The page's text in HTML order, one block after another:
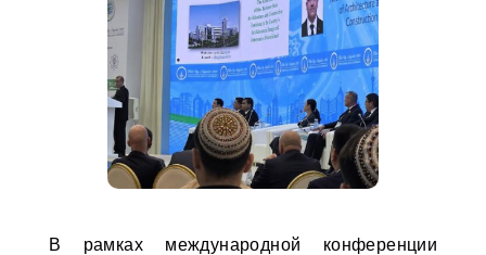
В рамках международной конференции